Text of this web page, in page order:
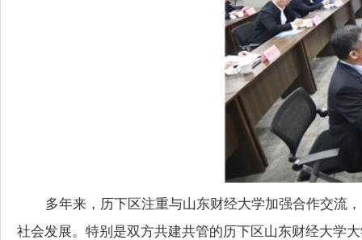
多年来，历下区注重与山东财经大学加强合作交流
社会发展。特别是双方共建共管的历下区山东财经大学